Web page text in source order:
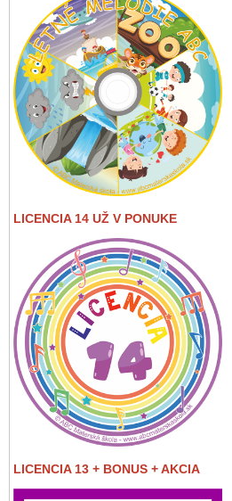
LICENCIA 14 UŽ V PONUKE
LICENCIA 13 + BONUS + AKCIA